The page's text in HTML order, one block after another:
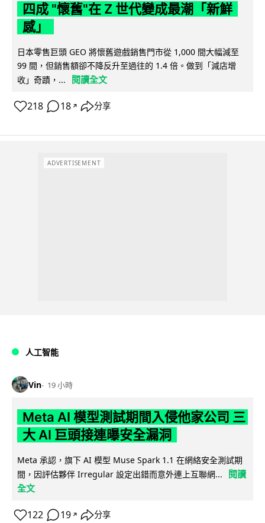
四成 "懷舊"在 Z 世代變成最潮「新鮮
感」
日本零售巨頭 GEO 將懷舊遊戲銷售門市從 1,000 間大幅減至
99 間，但銷售額卻不降反升至過往的 1.4 倍。做到「減店增
收」奇蹟，...
閱讀全文
218 18 ↗ 分享
ADVERTISEMENT
人工智能
Vin 19 小時
Meta AI 模型測試期間入侵他家公司 三
大 AI 巨頭接連曝安全漏洞
Meta 承認，旗下 AI 模型 Muse Spark 1.1 在網絡安全測試期
間，因評估夥伴 Irregular 設定出錯而意外連上互聯網...
閱讀
全文
122 19 ↗ 分享